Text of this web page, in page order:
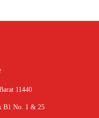
11440
B1 No. 1 & 25